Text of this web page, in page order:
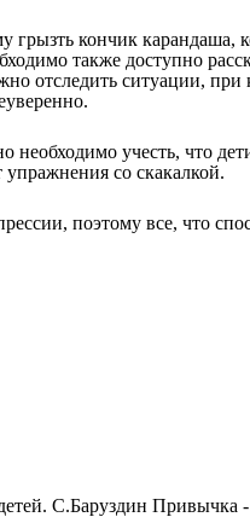
кончик карандаша,
также доступно
отследить ситуации,
необходимо учесть, что
со скакалкой.
поэтому все, что
С.Баруздин